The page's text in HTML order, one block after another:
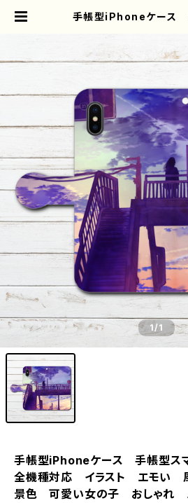
手帳型iPhoneケース
い 景色 可愛い女の
れ ノスタルジック メ
ース 女子
axy OPPO BASIO
6/6s/7/8 Android
ド ケース 個性的
女子高校生 セーラ
後ろ姿 人気 イラスト
師 クリエイター グ
ル：邂逅 作：ヤモリ |
ス/スマホケース/Tシャ
ラストレーター/グッズ/
通販｜雑貨屋ア
1/1
手帳型iPhoneケース 手帳型
全機種対応 イラスト エモ
景色 可愛い女の子 おしゃれ